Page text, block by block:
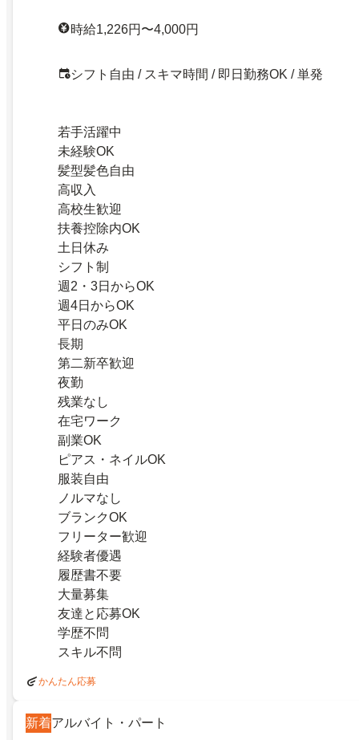
時給1,226円〜4,000円
シフト自由 / スキマ時間 / 即日勤務OK / 単発
若手活躍中
未経験OK
髪型髪色自由
高収入
高校生歓迎
扶養控除内OK
土日休み
シフト制
週2・3日からOK
週4日からOK
平日のみOK
長期
第二新卒歓迎
夜勤
残業なし
在宅ワーク
副業OK
ピアス・ネイルOK
服装自由
ノルマなし
ブランクOK
フリーター歓迎
経験者優遇
履歴書不要
大量募集
友達と応募OK
学歴不問
スキル不問
かんたん応募
新着アルバイト・パート